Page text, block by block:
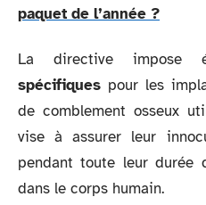
paquet de l’année ?
La directive impose
spécifiques pour les
de comblement osseux
vise à assurer leur
pendant toute leur durée
dans le corps humain.